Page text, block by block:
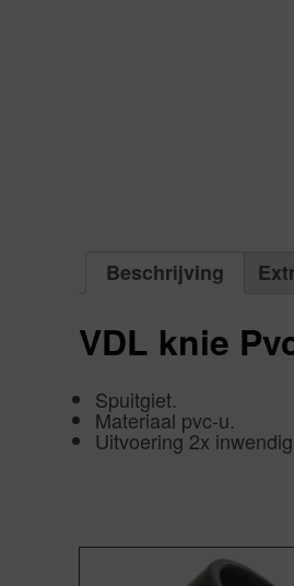
Beschrijving
VDL knie
Spuitgiet.
Materiaal pvc-u.
Uitvoering 2x